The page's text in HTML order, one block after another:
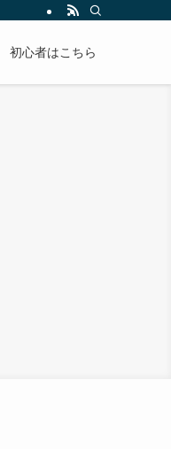
初心者はこちら